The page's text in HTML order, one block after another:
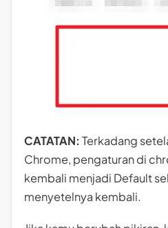
CATATAN:Terkadang
Chrome, pengaturan di
kembali menjadi Default
menyetelnya kembali.